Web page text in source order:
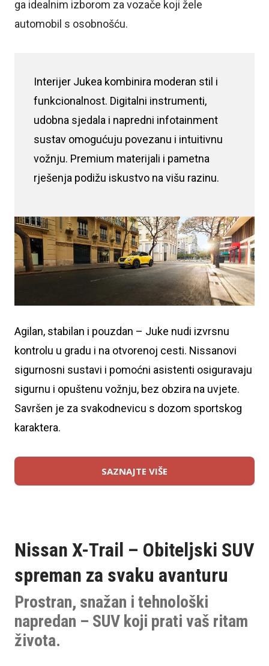
ga idealnim izborom za vozače koji žele
automobil s osobnošću.
Interijer Jukea kombinira moderan stil i
funkcionalnost. Digitalni instrumenti,
udobna sjedala i napredni infotainment
sustav omogućuju povezanu i intuitivnu
vožnju. Premium materijali i pametna
rješenja podižu iskustvo na višu razinu.
Agilan, stabilan i pouzdan – Juke nudi izvrsnu
kontrolu u gradu i na otvorenoj cesti. Nissanovi
sigurnosni sustavi i pomoćni asistenti osiguravaju
sigurnu i opuštenu vožnju, bez obzira na uvjete.
Savršen je za svakodnevicu s dozom sportskog
karaktera.
SAZNAJTE VIŠE
Nissan X-Trail – Obiteljski SUV
spreman za svaku avanturu
Prostran, snažan i tehnološki
napredan – SUV koji prati vaš ritam
života.